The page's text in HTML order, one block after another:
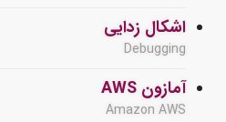
اشکال زدایی
Debugging
آمازون AWS
Amazon AWS